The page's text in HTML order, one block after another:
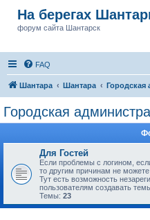
На берегах
форум сайта Шантарск
FAQ
Шантара Шантара Городская
Городская
Для Гостей
Если проблемы с логином,
то другим причинам не
Тут есть возможность
пользователям создавать
Темы: 23